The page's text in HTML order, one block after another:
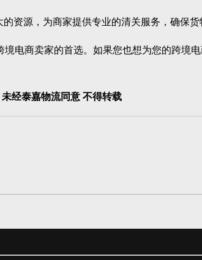
源，为商家提供专业的清关服务，确保货
商卖家的首选。如果您也想为您的跨境
未经泰嘉物流同意 不得转载